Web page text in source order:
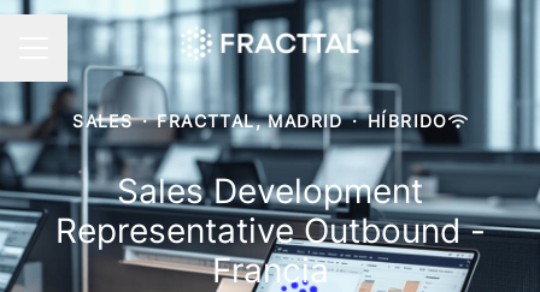
MENÚ DE EMPLEO
SALES · FRACTTAL, MADRID · HÍBRIDO
Sales Development
Representative Outbound -
Francia